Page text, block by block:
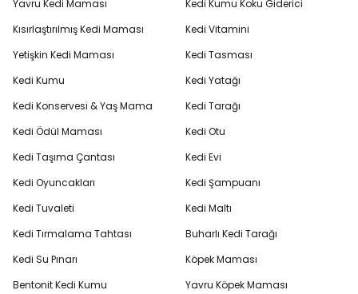
Yavru Kedi Maması
Kısırlaştırılmış Kedi Maması
Yetişkin Kedi Maması
Kedi Kumu
Kedi Konservesi & Yaş Mama
Kedi Ödül Maması
Kedi Taşıma Çantası
Kedi Oyuncakları
Kedi Tuvaleti
Kedi Tırmalama Tahtası
Kedi Su Pınarı
Bentonit Kedi Kumu
Kedi Kumu Koku Giderici
Kedi Vitamini
Kedi Tasması
Kedi Yatağı
Kedi Tarağı
Kedi Otu
Kedi Evi
Kedi Şampuanı
Kedi Maltı
Buharlı Kedi Tarağı
Köpek Maması
Yavru Köpek Maması